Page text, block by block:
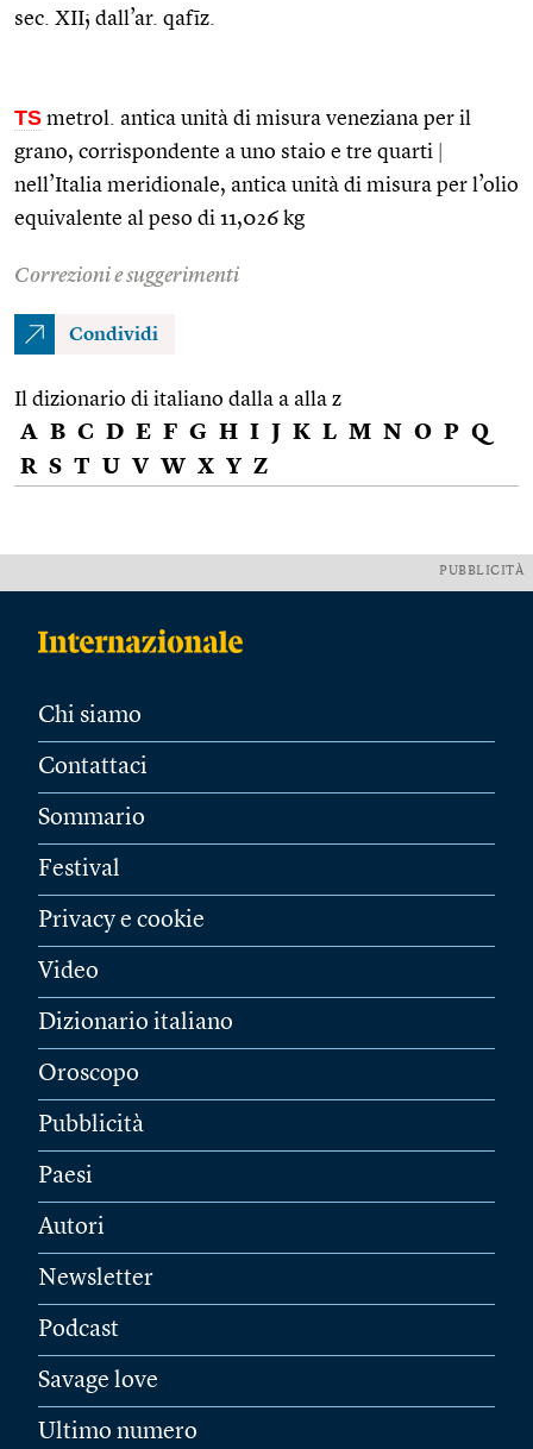
sec. XII; dall’ar. qafīz.
TS metrol. antica unità di misura veneziana per il
grano, corrispondente a uno staio e tre quarti
nell’Italia meridionale, antica unità di misura per l’olio
equivalente al peso di 11,026 kg
Correzioni e suggerimenti
Condividi
Il dizionario di italiano dalla a alla z
A B C D E F G H I J K L M N O P Q
R S T U V W X Y Z
PUBBLICITÀ
Chi siamo
Contattaci
Sommario
Festival
Privacy e cookie
Video
Dizionario italiano
Oroscopo
Pubblicità
Paesi
Autori
Newsletter
Podcast
Savage love
Ultimo numero